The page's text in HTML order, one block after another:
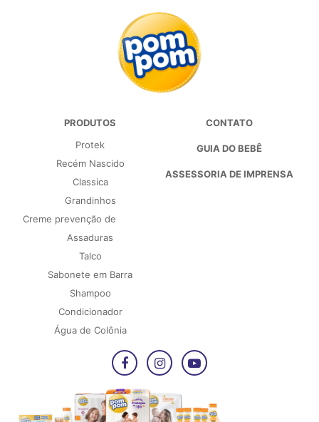
PRODUTOS
Protek
Recém Nascido
Classica
Grandinhos
Creme prevenção de
Assaduras
Talco
Sabonete em Barra
Shampoo
Condicionador
Água de Colônia
CONTATO
GUIA DO BEBÊ
ASSESSORIA DE IMPRENSA